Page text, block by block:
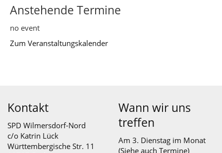
Anstehende Termine
no event
Zum Veranstaltungskalender
Kontakt
SPD Wilmersdorf-Nord
c/o Katrin Lück
Württembergische Str. 11
Wann wir uns
treffen
Am 3. Dienstag im Monat
(Siehe auch Termine)